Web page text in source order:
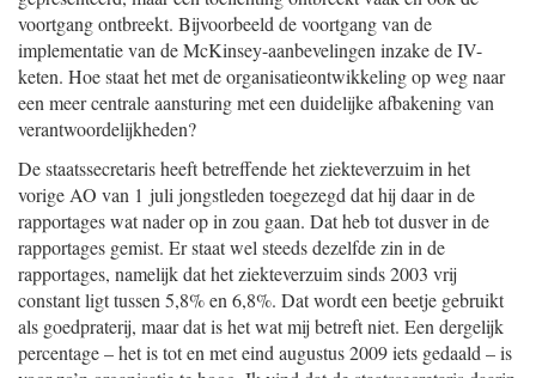
voortgang ontbreekt. Bijvoorbeeld de voortgang van de
implementatie van de McKinsey-aanbevelingen inzake de IV-
keten. Hoe staat het met de organisatieontwikkeling op weg naar
een meer centrale aansturing met een duidelijke afbakening van
verantwoordelijkheden?
De staatssecretaris heeft betreffende het ziekteverzuim in het
vorige AO van 1 juli jongstleden toegezegd dat hij daar in de
rapportages wat nader op in zou gaan. Dat heb tot dusver in de
rapportages gemist. Er staat wel steeds dezelfde zin in de
rapportages, namelijk dat het ziekteverzuim sinds 2003 vrij
constant ligt tussen 5,8% en 6,8%. Dat wordt een beetje gebruikt
als goedpraterij, maar dat is het wat mij betreft niet. Een dergelijk
percentage – het is tot en met eind augustus 2009 iets gedaald – is